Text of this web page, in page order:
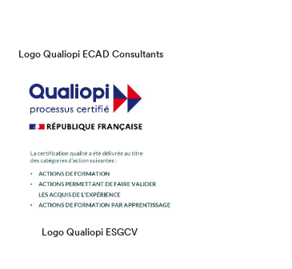
Logo Qualiopi ECAD Consultants
Logo Qualiopi ESGCV